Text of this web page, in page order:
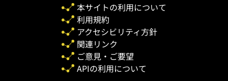
本サイトの利用について
利用規約
アクセシビリティ方針
関連リンク
ご意見・ご要望
APIの利用について